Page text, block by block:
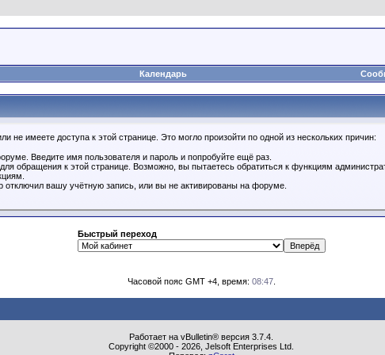
Календарь
не имеете доступа к этой странице. Это могло произойти по одной из нескольких причин:
Введите имя пользователя и пароль и попробуйте ещё раз.
обращения к этой странице. Возможно, вы пытаетесь обратиться к функциям
отключил вашу учётную запись, или вы не активированы на форуме.
Быстрый переход
Часовой пояс GMT +4, время: 08:47.
Работает на vBulletin® версия 3.7.4.
Copyright ©2000 - 2026, Jelsoft Enterprises Ltd.